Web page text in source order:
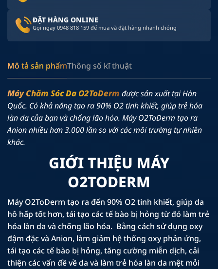
ĐẶT HÀNG ONLINE
Gọi ngay 0948 818 159 để mua và đặt hàng nhanh chóng
Mô tả sản phẩmThông số kĩ thuật
Máy Chăm Sóc Da O2ToDerm được sản xuất tại Hàn
Quốc. Có khả năng tạo ra 90% O2 tinh khiết, giúp trẻ hóa
làn da của bạn và chống lão hóa. Máy O2ToDerm tạo ra
Anion nhiều hơn 3.000 lần so với các môi trường tự nhiên
khác.
GIỚI THIỆU MÁY
O2TODERM
Máy O2ToDerm tạo ra đến 90% O2tinh khiết, giúp da
hô hấp tốt hơn, tái tạo các tế bào bị hỏng từ đó làm trẻ
hóa làn da và chống lão hóa. Bằng cách sử dụng oxy
đậm đặc và Anion, làm giảm hệ thống oxy phản ứng,
tái tạo các tế bào bị hỏng, tăng cường miễn dịch, cải
thiện các vấn đề về da và làm trẻ hóa làn da mệt mỏi